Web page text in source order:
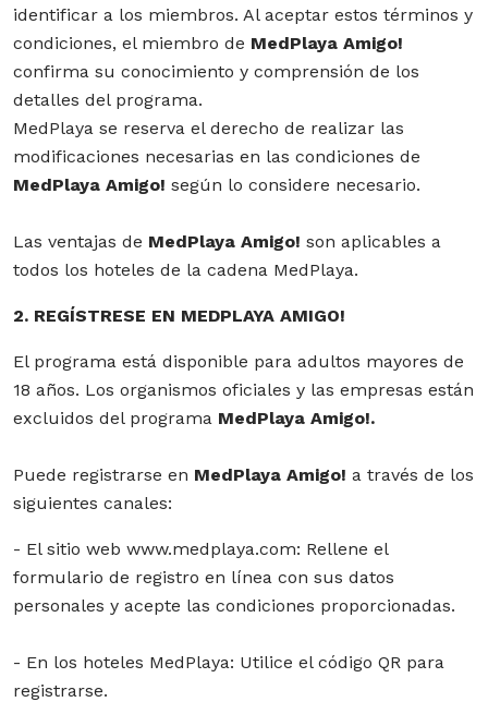
identificar a los miembros. Al aceptar estos términos y
condiciones, el miembro de MedPlaya Amigo!
confirma su conocimiento y comprensión de los
detalles del programa.
MedPlaya se reserva el derecho de realizar las
modificaciones necesarias en las condiciones de
MedPlaya Amigo! según lo considere necesario.
Las ventajas de MedPlaya Amigo! son aplicables a
todos los hoteles de la cadena MedPlaya.
2. REGÍSTRESE EN MEDPLAYA AMIGO!
El programa está disponible para adultos mayores de
18 años. Los organismos oficiales y las empresas están
excluidos del programa MedPlaya Amigo!.
Puede registrarse en MedPlaya Amigo! a través de los
siguientes canales:
- El sitio web www.medplaya.com: Rellene el
formulario de registro en línea con sus datos
personales y acepte las condiciones proporcionadas.
- En los hoteles MedPlaya: Utilice el código QR para
registrarse.